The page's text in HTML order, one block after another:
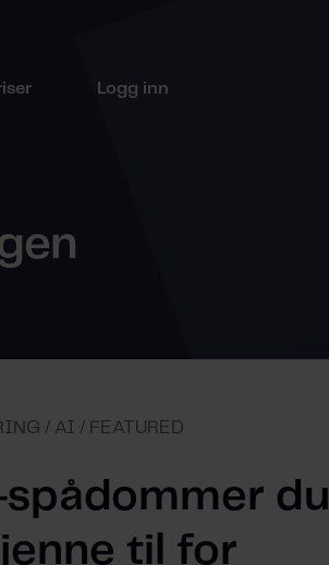
Logg inn
/ AI / FEATURED
du
til for